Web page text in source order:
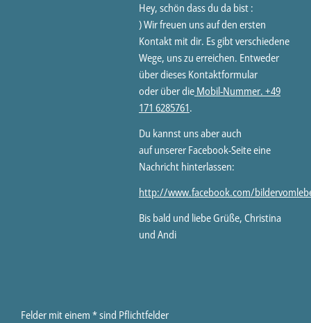
Hey, schön dass du da bist :
) Wir freuen uns auf den ersten
Kontakt mit dir. Es gibt verschiedene
Wege, uns zu erreichen. Entweder
über dieses Kontaktformular
oder über die Mobil-Nummer. +49
171 6285761.
Du kannst uns aber auch
auf unserer Facebook-Seite eine
Nachricht hinterlassen:
http://www.facebook.com/
Bis bald und liebe Grüße, Christina
und Andi
Felder mit einem *sind Pflichtfelder